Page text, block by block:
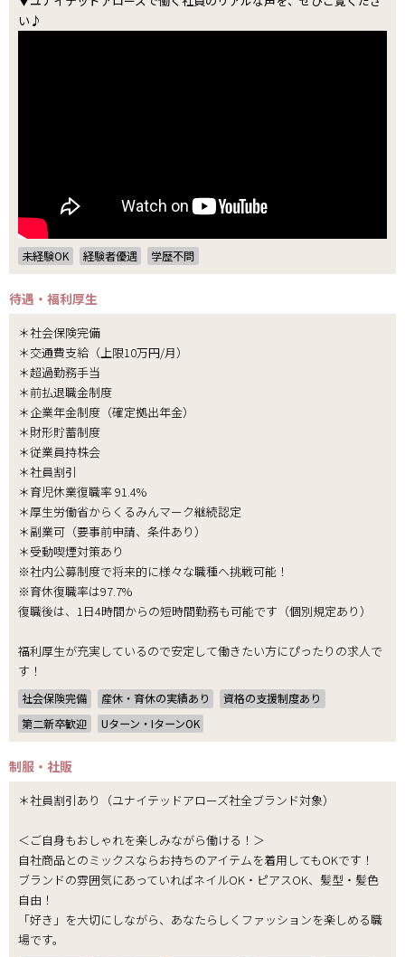
い♪
未経験OK 経験者優遇 学歴不問
待遇・福利厚生
＊社会保険完備
＊交通費支給（上限10万円/月）
＊超過勤務手当
＊前払退職金制度
＊企業年金制度（確定拠出年金）
＊財形貯蓄制度
＊従業員持株会
＊社員割引
＊育児休業復職率 91.4%
＊厚生労働省からくるみんマーク継続認定
＊副業可（要事前申請、条件あり）
＊受動喫煙対策あり
※社内公募制度で将来的に様々な職種へ挑戦可能！
※育休復職率は97.7%
復職後は、1日4時間からの短時間勤務も可能です（個別規定あり）
福利厚生が充実しているので安定して働きたい方にぴったりの求人で
す！
社会保険完備 産休・育休の実績あり
資格の支援制度あり
第二新卒歓迎
Uターン・IターンOK
制服・社販
＊社員割引あり（ユナイテッドアローズ社全ブランド対象）
＜ご自身もおしゃれを楽しみながら働ける！＞
自社商品とのミックスならお持ちのアイテムを着用してもOKです！
ブランドの雰囲気にあっていればネイルOK・ピアスOK、髪型・髪色
自由！
「好き」を大切にしながら、あなたらしくファッションを楽しめる職
場です。